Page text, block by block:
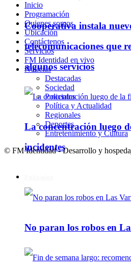
Cooperativa instala
telecomunicaciones que
algunos servicios
La concentración luego
incidentes
No paran los robos en
Inicio
Programación
Quienes somos
Ubicación
Contáctenos
Servicios
FM Identidad en vivo
Noticias
Destacadas
Sociedad
Policiales
Política y Actualidad
Regionales
Deportes
Entretenimiento y Cultura
© FM Identidad - Desarrollo y